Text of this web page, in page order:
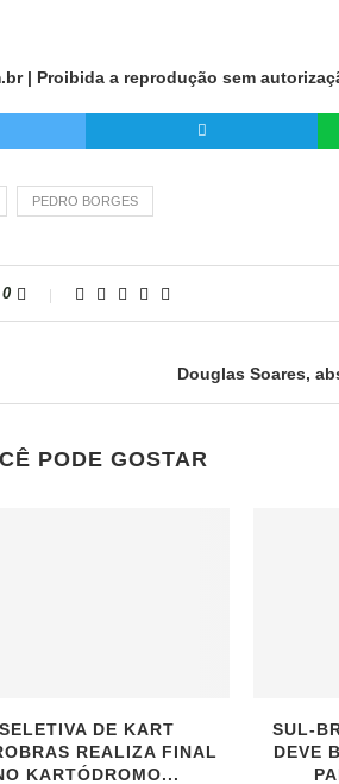
| Proibida a reprodução sem
PEDRO BORGES
0
Douglas Soares,
PODE GOSTAR
SELETIVA DE KART
REALIZA FINAL
KARTÓDROMO...
SUL-
DEVE